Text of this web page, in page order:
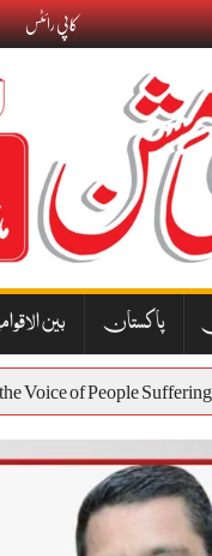
کاپی رائٹس
پاکستان بین
the Voice of People